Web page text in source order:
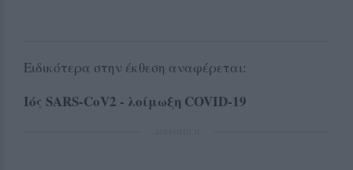
Ειδικότερα στην έκθεση αναφέρεται:
Ιός SARS-CoV2 - λοίμωξη COVID-19